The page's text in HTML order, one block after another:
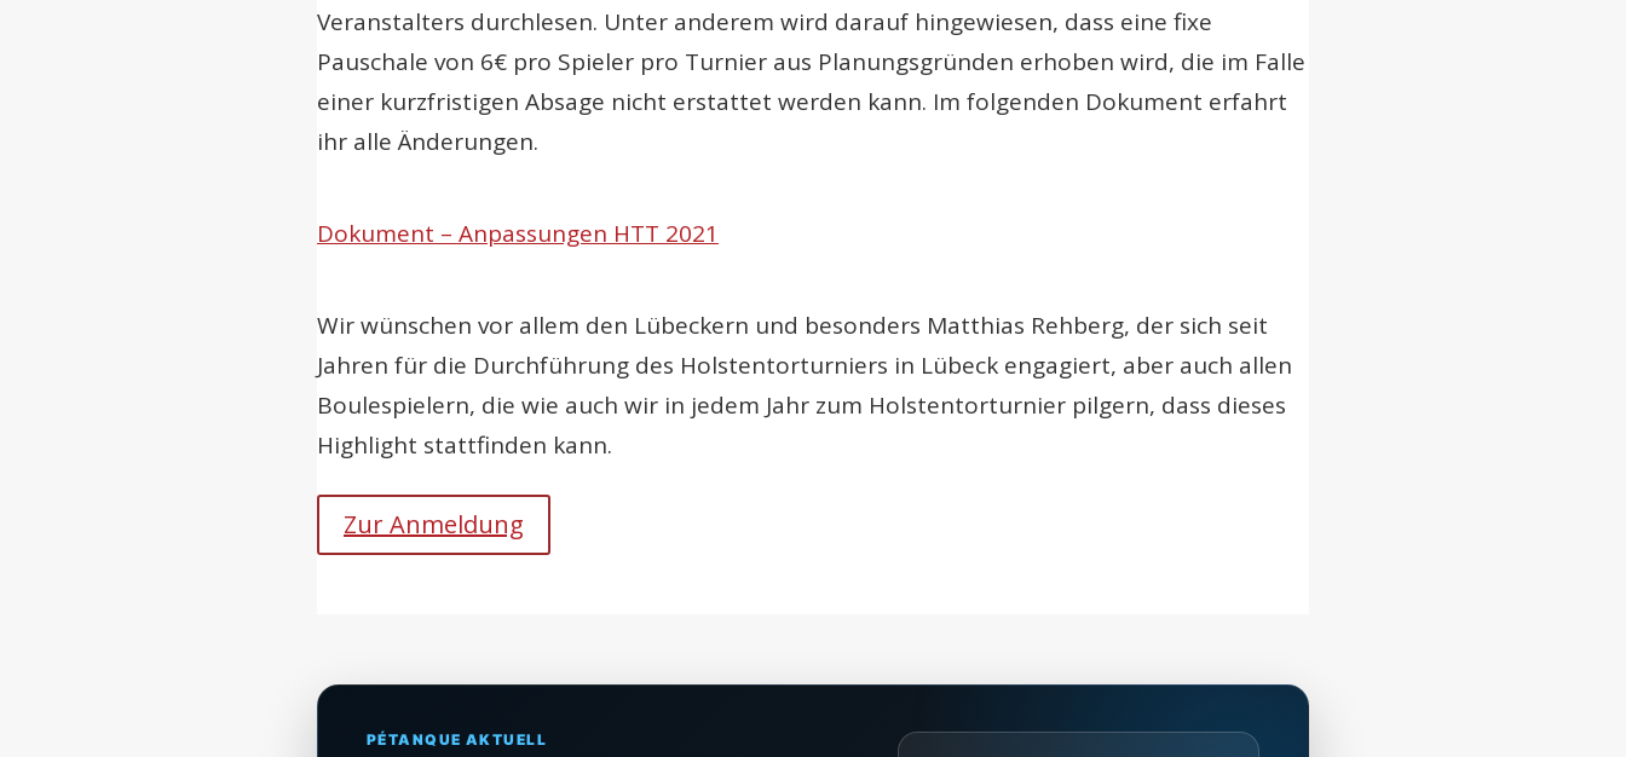
Veranstalters durchlesen. Unter anderem wird darauf hingewiesen, dass eine fixe
Pauschale von 6€ pro Spieler pro Turnier aus Planungsgründen erhoben wird, die im Falle
einer kurzfristigen Absage nicht erstattet werden kann. Im folgenden Dokument erfahrt
ihr alle Änderungen.
Dokument – Anpassungen HTT 2021
Wir wünschen vor allem den Lübeckern und besonders Matthias Rehberg, der sich seit
Jahren für die Durchführung des Holstentorturniers in Lübeck engagiert, aber auch allen
Boulespielern, die wie auch wir in jedem Jahr zum Holstentorturnier pilgern, dass dieses
Highlight stattfinden kann.
Zur Anmeldung
PÉTANQUE AKTUELL